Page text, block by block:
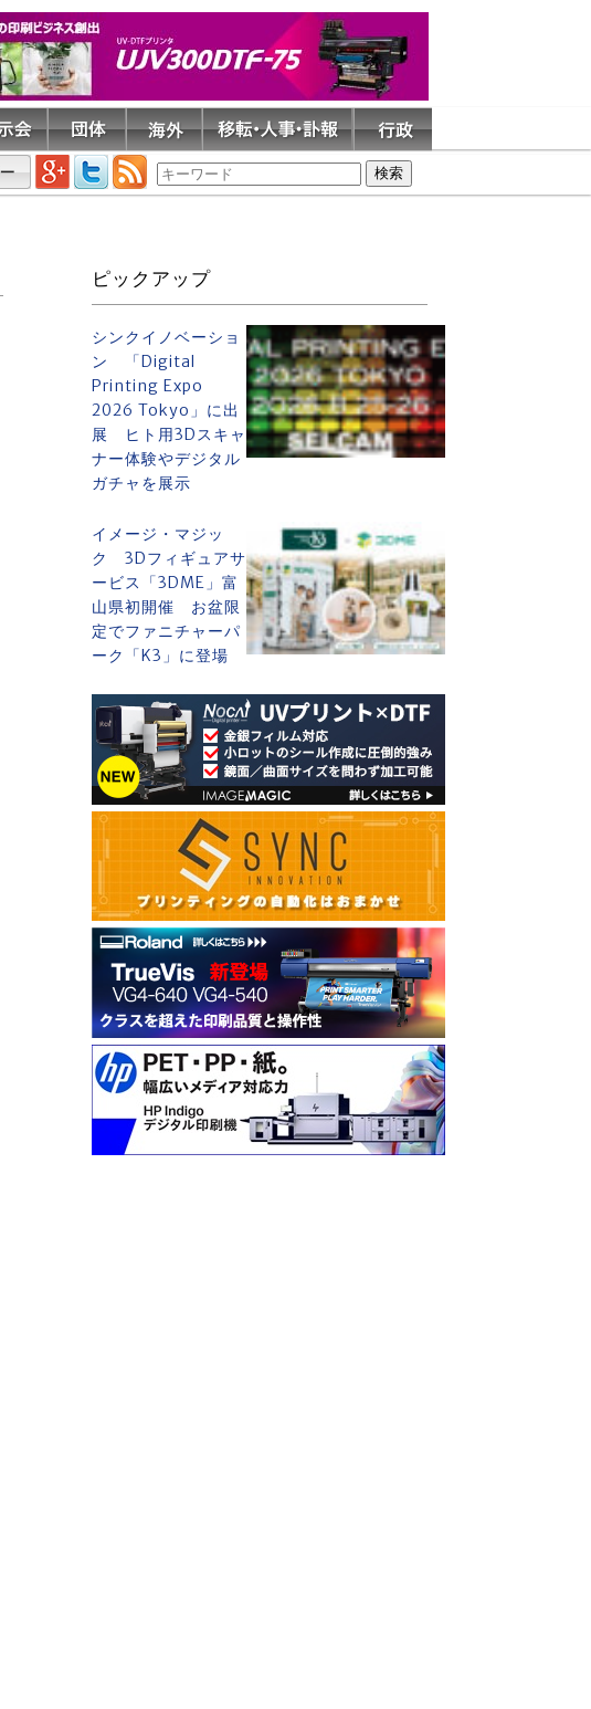
ピックアップ
シンクイノベーショ
ン 「Digital
Printing Expo
2026 Tokyo」に出
展 ヒト用3Dスキャ
ナー体験やデジタル
ガチャを展示
イメージ・マジッ
ク 3Dフィギュアサ
ービス「3DME」富
山県初開催 お盆限
定でファニチャーパ
ーク「K3」に登場